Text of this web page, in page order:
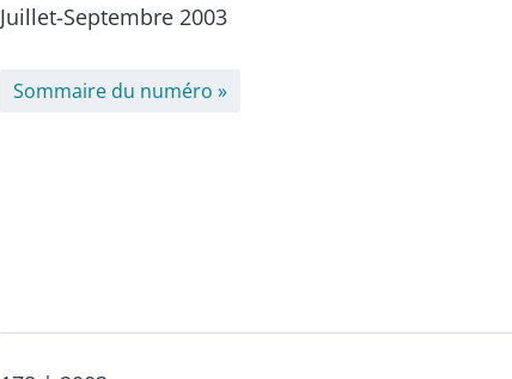
Juillet-Septembre 2003
Sommaire du numéro